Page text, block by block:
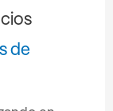
de